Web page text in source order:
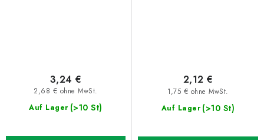
Auf Lager (>10 St)
2,68 € ohne MwSt.
3,24 €
Auf Lager (>10 St)
1,75 € ohne MwSt.
2,12 €